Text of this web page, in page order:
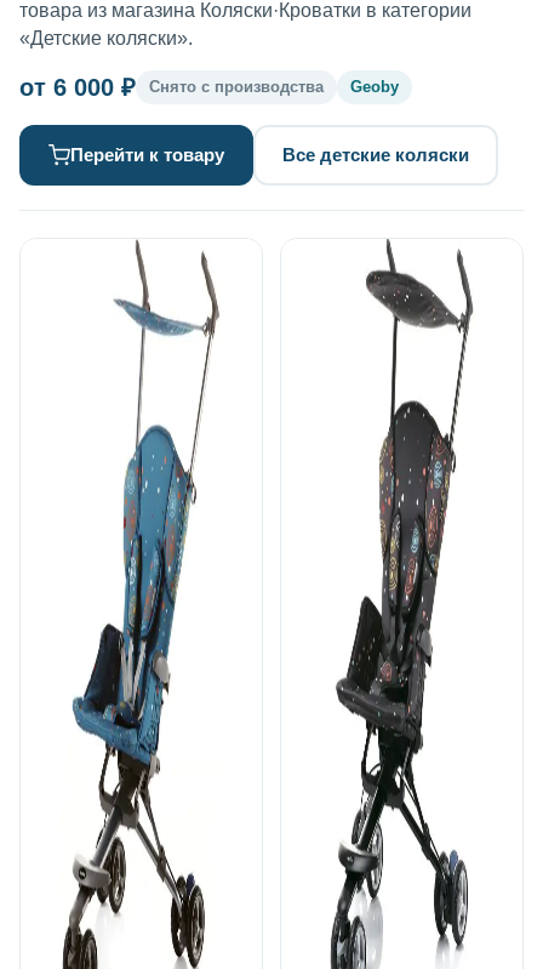
товара из магазина Коляски·Кроватки в категории
«Детские коляски».
от 6 000 ₽ Снято с производства Geoby
Перейти к товару Все детские коляски